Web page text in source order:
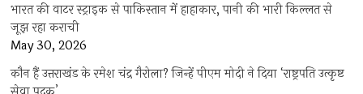
भारत की वाटर स्ट्राइक से पाकिस्तान में हाहाकार, पानी की भारी किल्लत से
जूझ रहा कराची
May 30, 2026
कौन हैं उत्तराखंड के रमेश चंद्र गैरोला? जिन्हें पीएम मोदी ने दिया ‘राष्ट्रपति उत्कृष्ट